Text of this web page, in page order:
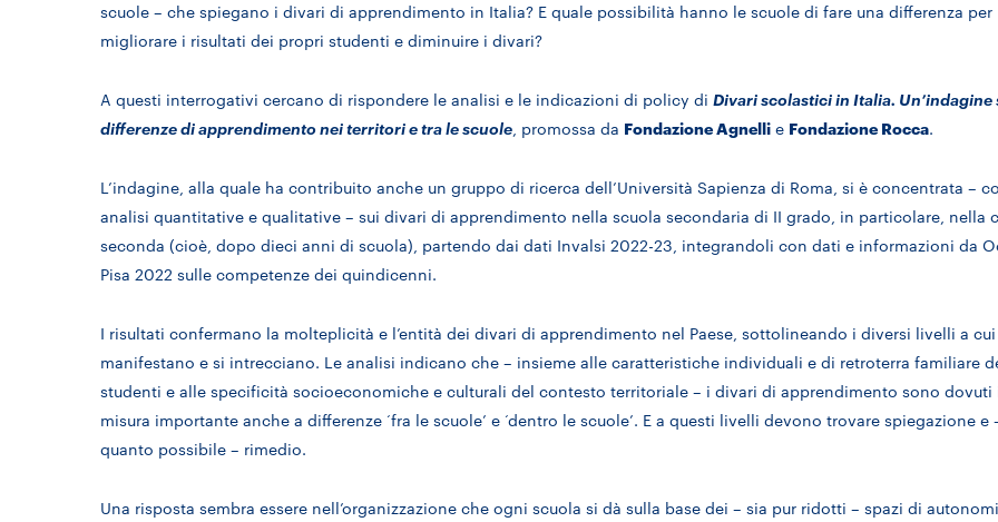
scuole – che spiegano i divari di apprendimento in Italia? E quale possibilità hanno le scuole di fare una differenza per
migliorare i risultati dei propri studenti e diminuire i divari?
A questi interrogativi cercano di rispondere le analisi e le indicazioni di policy di Divari scolastici in Italia. Un’indagine
differenze di apprendimento nei territori e tra le scuole , promossa da Fondazione Agnelli e Fondazione Rocca.
L’indagine, alla quale ha contribuito anche un gruppo di ricerca dell’Università Sapienza di Roma, si è concentrata –
analisi quantitative e qualitative – sui divari di apprendimento nella scuola secondaria di II grado, in particolare, nella
seconda (cioè, dopo dieci anni di scuola), partendo dai dati Invalsi 2022-23, integrandoli con dati e informazioni da
Pisa 2022 sulle competenze dei quindicenni.
I risultati confermano la molteplicità e l’entità dei divari di apprendimento nel Paese, sottolineando i diversi livelli a cui
manifestano e si intrecciano. Le analisi indicano che – insieme alle caratteristiche individuali e di retroterra familiare
studenti e alle specificità socioeconomiche e culturali del contesto territoriale – i divari di apprendimento sono dovuti
misura importante anche a differenze ‘fra le scuole’ e ‘dentro le scuole’. E a questi livelli devono trovare spiegazione e
quanto possibile – rimedio.
Una risposta sembra essere nell’organizzazione che ogni scuola si dà sulla base dei – sia pur ridotti – spazi di